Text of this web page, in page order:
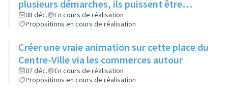
plusieurs démarches, ils puissent être
réorienter et rediriger rapidement via cette
proximité
08 déc.
En cours de réalisation
Propositions en cours de réalisation
Créer une vraie animation sur cette place du
Centre-Ville via les commerces autour
07 déc.
En cours de réalisation
Propositions en cours de réalisation